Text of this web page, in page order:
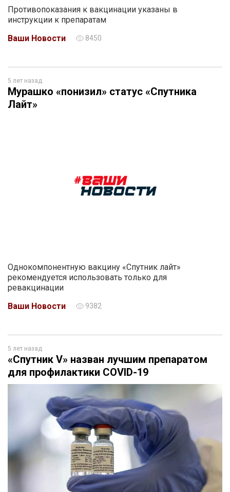
Противопоказания к вакцинации указаны в
инструкции к препаратам
Ваши Новости
8450
5 лет назад
Мурашко «понизил» статус «Спутника
Лайт»
Однокомпонентную вакцину «Спутник лайт»
рекомендуется использовать только для
ревакцинации
Ваши Новости
9382
5 лет назад
«Спутник V» назван лучшим препаратом
для профилактики COVID-19